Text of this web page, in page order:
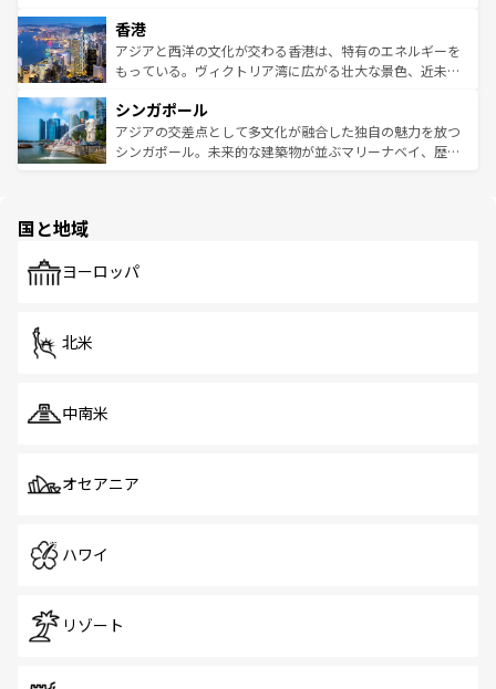
とつ。フォーやバインミー、ベトナムコーヒーなどは、ぜ
ひ現地で味わいたい。どの地域を訪れてもあたたかい人々
が旅行者を迎えてくれるので、きっと忘れられない旅にな
参照してほしい。
の活気が交差している。北部ではチェンマイなどの山岳地
帯で自然と触れ合い、南部ではプーケットやクラビの美し
いビーチでリゾート気分を楽しむことができる。タイ料理
激する。気候は一年中温暖で、どの季節にも異なる楽しみ
が待っている。親しみやすいタイの人々、仏教を中心とし
た文化、そして多様な観光資源が、訪れる旅人を魅了し続
香港
アジアと西洋の文化が交わる香港は、特有のエネルギーを
もっている。ヴィクトリア湾に広がる壮大な景色、近未来
み、どこを訪れても感動するはず。観光スポットが密集し
ており、効率よく見どころを回れるのも魅力。息をのむよ
うな絶景から文化的な体験まで、香港を存分に楽しみ尽く
シンガポール
アジアの交差点として多文化が融合した独自の魅力を放つ
シンガポール。未来的な建築物が並ぶマリーナベイ、歴史
で、ホーカーズは地元の風情を楽しめる外せないスポット
国と地域
ヨーロッパ
北米
中南米
オセアニア
ハワイ
リゾート